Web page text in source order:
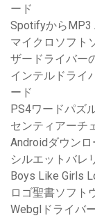
ード
SpotifyからMP3
マイクロソフト
ザードライバー
インテルドライ
ード
PS4ワードパズ
センティアーチ
Androidダウン
シルエットバレ
Boys Like Girls
ロゴ聖書ソフト
Webglドライバ